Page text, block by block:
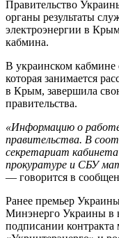
Правительство
органы результаты
электроэнергии в
кабмина.
В украинском кабмине
которая занимается
в Крым, завершила
правительства.
«Информацию о работе
правительства. В
секретариат
прокуратуре и СБУ
— говорится в
Ранее премьер
Минэнерго Украины в
подписании